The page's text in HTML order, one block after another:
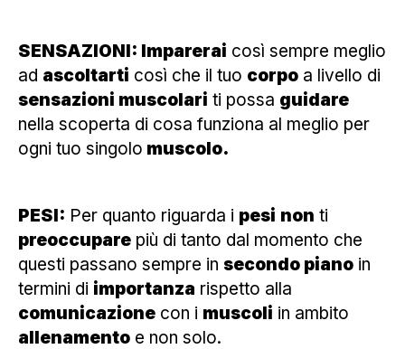
SENSAZIONI: Imparerai così sempre meglio
ad ascoltarti così che il tuo corpo a livello di
sensazioni muscolari ti possa guidare
nella scoperta di cosa funziona al meglio per
ogni tuo singolo muscolo.
PESI: Per quanto riguarda i pesi non ti
preoccupare più di tanto dal momento che
questi passano sempre in secondo piano in
termini di importanza rispetto alla
comunicazione con i muscoli in ambito
allenamento e non solo.